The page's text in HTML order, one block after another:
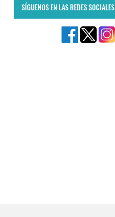
SÍGUENOS EN LAS REDES SOCIALES